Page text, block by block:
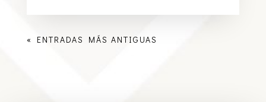
« ENTRADAS MÁS ANTIGUAS